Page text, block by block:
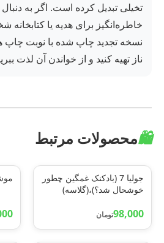
تخیلی تبدیل کرده است. اگر به
خاطره‌انگیز برای هدیه یا
نسخه تجدید چاپ شده با نوبت چاپ
ناز تهیه کنید و از خواندن آن لذت
🛍️محصولات مرتبط
جولیا 7 (بادکنک غمگین چطور
خوشحال شد؟)،(گلاسه)
98,000تومان